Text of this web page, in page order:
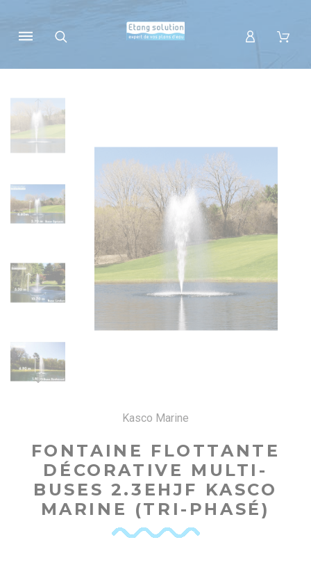
Kasco Marine
FONTAINE FLOTTANTE
DÉCORATIVE MULTI-
BUSES 2.3EHJF KASCO
MARINE (TRI-PHASÉ)